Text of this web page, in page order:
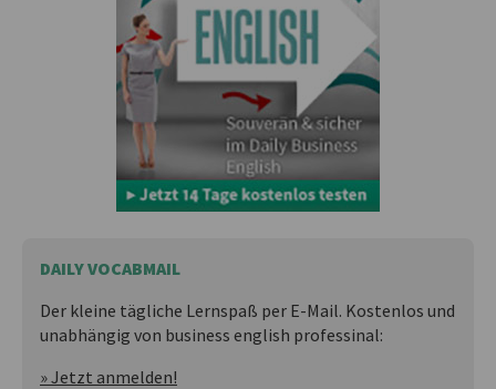
DAILY VOCABMAIL
Der kleine tägliche Lernspaß per E-Mail. Kostenlos und
unabhängig von business english professinal:
» Jetzt anmelden!